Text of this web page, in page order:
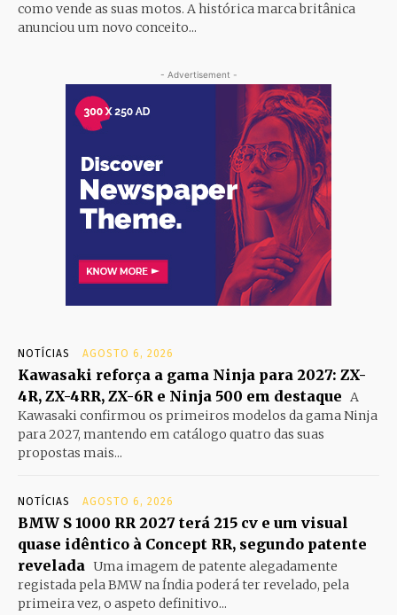
como vende as suas motos. A histórica marca britânica
anunciou um novo conceito...
- Advertisement -
NOTÍCIAS AGOSTO 6, 2026
Kawasaki reforça a gama Ninja para 2027: ZX-
4R, ZX-4RR, ZX-6R e Ninja 500 em destaque A
Kawasaki confirmou os primeiros modelos da gama Ninja
para 2027, mantendo em catálogo quatro das suas
propostas mais...
NOTÍCIAS AGOSTO 6, 2026
BMW S 1000 RR 2027 terá 215 cv e um visual
quase idêntico à Concept RR, segundo patente
revelada Uma imagem de patente alegadamente
registada pela BMW na Índia poderá ter revelado, pela
primeira vez, o aspeto definitivo...